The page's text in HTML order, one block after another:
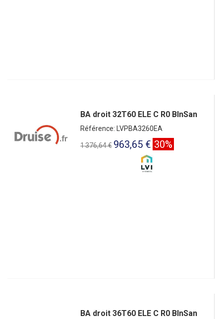
BA droit 32T60 ELE C R0 BlnSan
Référence: LVPBA3260EA
1 376,64 € 963,65 € 30%
BA droit 36T60 ELE C R0 BlnSan